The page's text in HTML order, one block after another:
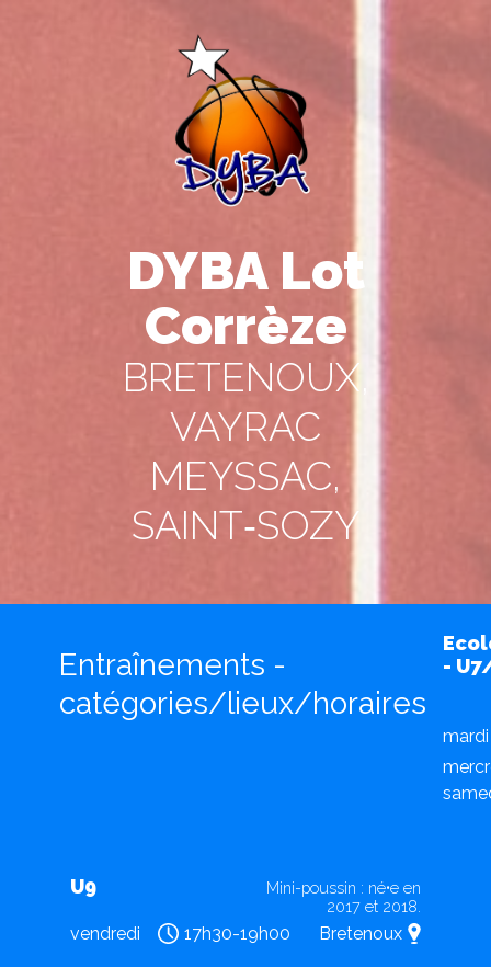
DYBA Lot
Corrèze
BRETENOUX,
VAYRAC
MEYSSAC,
SAINT‑SOZY
Entraînements -
catégories/lieux/horaires
-
mardi
U9
Mini-poussin : né•e en
2017 et 2018.
vendredi 17h30-19h00 Bretenoux